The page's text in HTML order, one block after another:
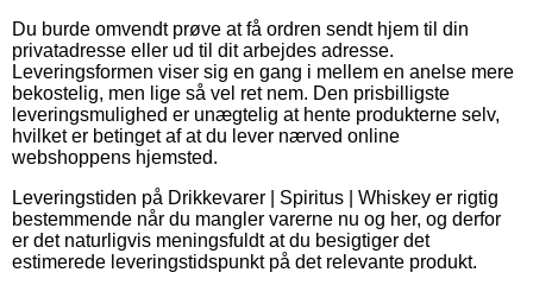
Du burde omvendt prøve at få ordren sendt hjem til din
privatadresse eller ud til dit arbejdes adresse.
Leveringsformen viser sig en gang i mellem en anelse mere
bekostelig, men lige så vel ret nem. Den prisbilligste
leveringsmulighed er unægtelig at hente produkterne selv,
hvilket er betinget af at du lever nærved online
webshoppens hjemsted.
Leveringstiden på Drikkevarer | Spiritus | Whiskey er rigtig
bestemmende når du mangler varerne nu og her, og derfor
er det naturligvis meningsfuldt at du besigtiger det
estimerede leveringstidspunkt på det relevante produkt.